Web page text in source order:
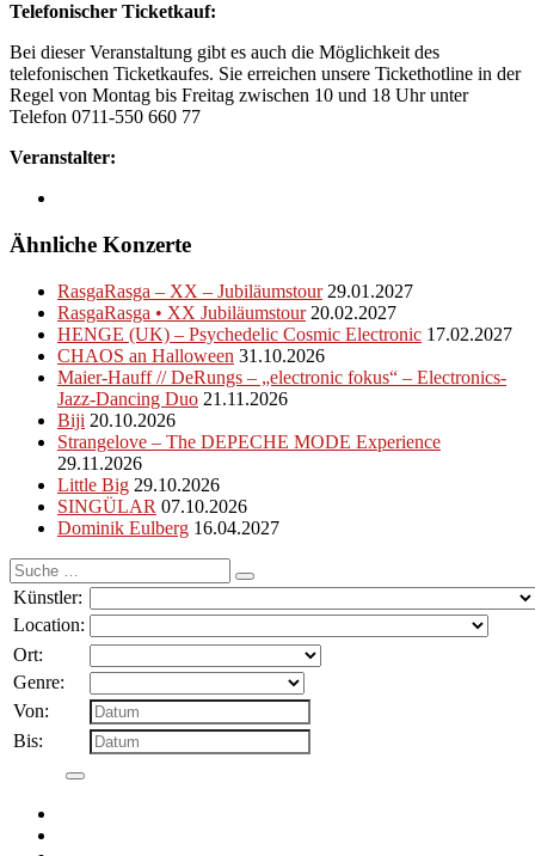
Telefonischer Ticketkauf:
Bei dieser Veranstaltung gibt es auch die Möglichkeit des
telefonischen Ticketkaufes. Sie erreichen unsere Tickethotline in der
Regel von Montag bis Freitag zwischen 10 und 18 Uhr unter
Telefon 0711-550 660 77
Veranstalter:
Ähnliche Konzerte
RasgaRasga – XX – Jubiläumstour 29.01.2027
RasgaRasga • XX Jubiläumstour 20.02.2027
HENGE (UK) – Psychedelic Cosmic Electronic 17.02.2027
CHAOS an Halloween 31.10.2026
Maier-Hauff // DeRungs – „electronic fokus“ – Electronics-
Jazz-Dancing Duo 21.11.2026
Biji 20.10.2026
Strangelove – The DEPECHE MODE Experience
29.11.2026
Little Big 29.10.2026
SINGÜLAR 07.10.2026
Dominik Eulberg 16.04.2027
Suche
nach:
Künstler:
Location:
Ort:
Genre:
Von:
Bis: